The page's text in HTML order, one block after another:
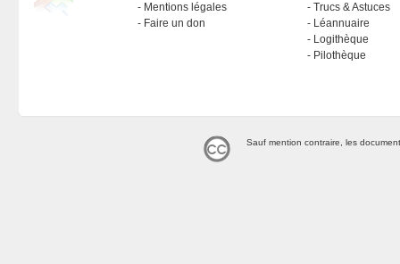
Mentions légales
Faire un don
Trucs & Astuces
Léannuaire
Logithèque
Pilothèque
Sauf mention contraire, les